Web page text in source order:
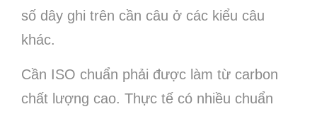
số dây ghi trên cần câu ở các kiểu câu
khác.
Cần ISO chuẩn phải được làm từ carbon
chất lượng cao. Thực tế có nhiều chuẩn